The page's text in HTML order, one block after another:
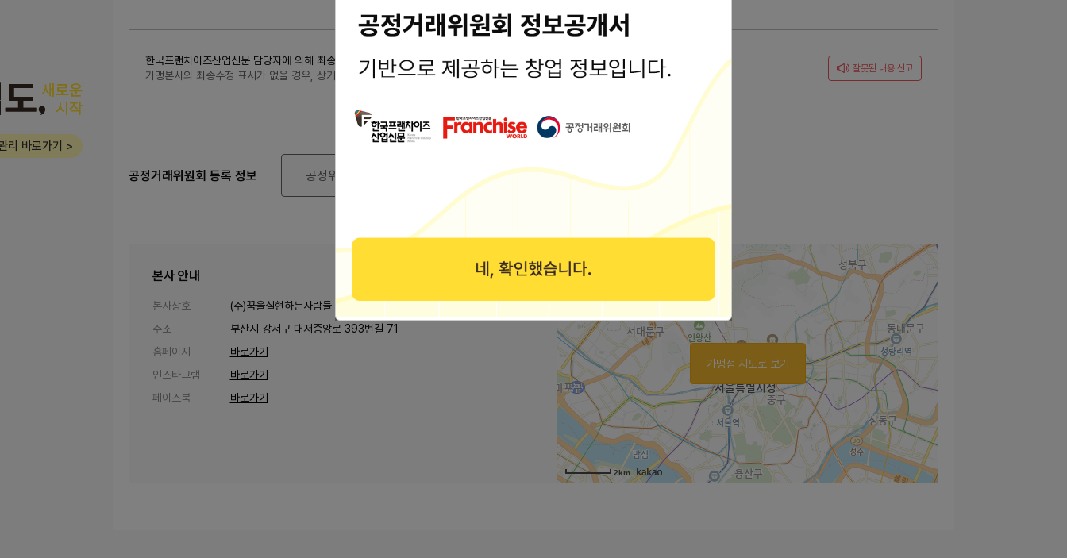
한국프랜차이즈산업신문 담당자에 의해 최종 수정된 내용입니다. 최종수정일시 : 2024-07-29 16:44:45
가맹본사의 최종수정 표시가 없을 경우, 상기 정보는 공정거래위원회 또는 브랜드 홈페이지에서 수집된 기본정보입니다.
잘못된 내용 신고
공정거래위원회 등록 정보 공정위 정보공개서 열람
본사 안내
본사상호
(주)꿈을실현하는사람들
주소
부산시 강서구 대저중앙로 393번길 71
홈페이지
바로가기
인스타그램
바로가기
페이스북
바로가기
2km
가맹점 지도로 보기
리 바로가기 >